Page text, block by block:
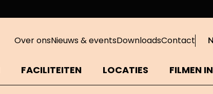
Over onsNieuws & eventsDownloadsContact
FACILITEITEN LOCATIES FILMEN